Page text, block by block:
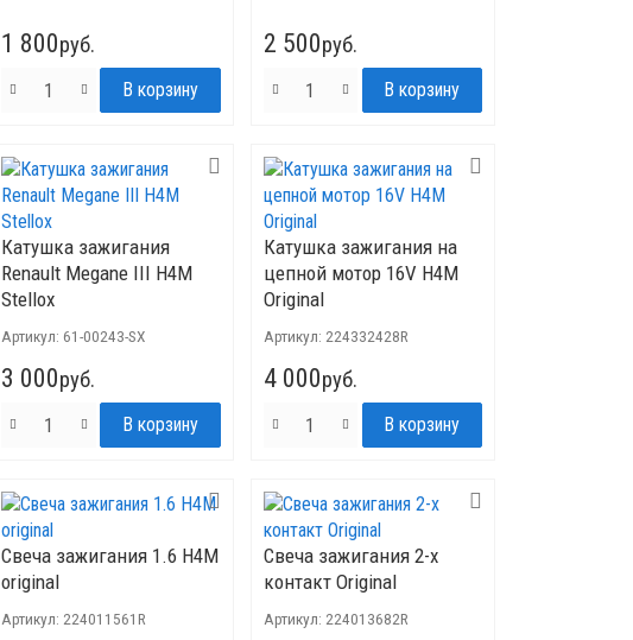
1 800руб. 2 500руб.
Катушка зажигания
Renault Megane III H4M
Stellox
Артикул: 61-00243-SX
3 000руб.
Катушка зажигания на
цепной мотор 16V H4M
Original
Артикул: 224332428R
4 000руб.
Свеча зажигания 1.6 H4M
original
Артикул: 224011561R
Свеча зажигания 2-х
контакт Original
Артикул: 224013682R